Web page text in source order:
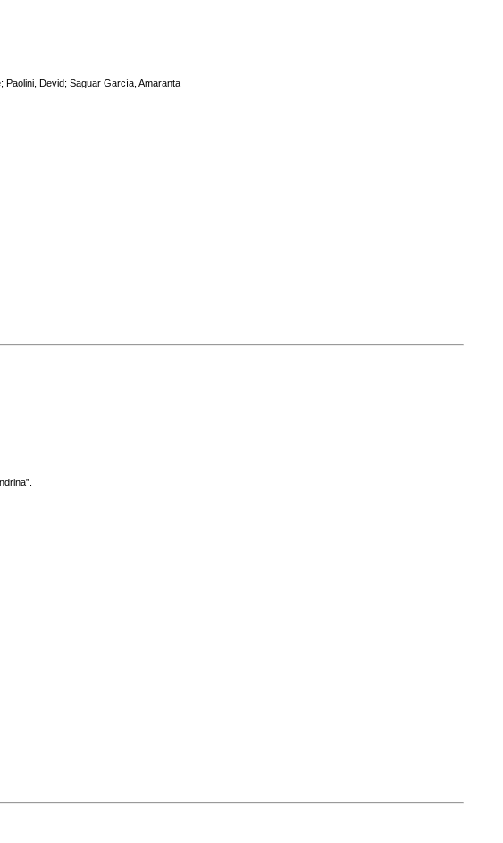
Paolini, Devid; Saguar García, Amaranta